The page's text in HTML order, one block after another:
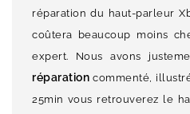
réparation du haut-parleur
coûtera beaucoup moins
expert. Nous avons
réparationcommenté,
25min vous retrouverez le